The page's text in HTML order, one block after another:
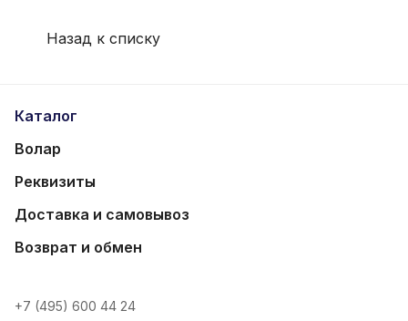
Назад к списку
Каталог
Волар
Реквизиты
Доставка и самовывоз
Возврат и обмен
+7 (495) 600 44 24